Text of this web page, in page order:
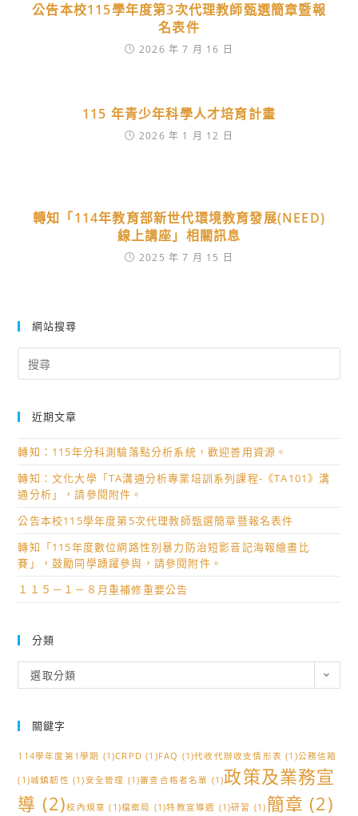
公告本校115學年度第3次代理教師甄選簡章暨報
名表件
2026 年 7 月 16 日
115 年青少年科學人才培育計畫
2026 年 1 月 12 日
轉知「114年教育部新世代環境教育發展(NEED)
線上講座」相關訊息
2025 年 7 月 15 日
網站搜尋
for:
近期文章
轉知：115年分科測驗落點分析系統，歡迎善用資源。
轉知：文化大學「TA溝通分析專業培訓系列課程-《TA101》溝
通分析」，請參閱附件。
公告本校115學年度第5次代理教師甄選簡章暨報名表件
轉知「115年度數位網路性別暴力防治短影音記海報繪畫比
賽」，鼓勵同學踴躍參與，請參閱附件。
１１５－１－８月重補修重要公告
分類
類
選取分類
關鍵字
114學年度第1學期 (1)CRPD (1)FAQ (1)代收代辦收支情形表 (1)公務信箱
(1)城鎮韌性 (1)安全管理 (1)審查合格者名單 (1)政策及業務宣
導 (2)校內規章 (1)檔案局 (1)特教宣導週 (1)研習 (1) 簡章 (2)